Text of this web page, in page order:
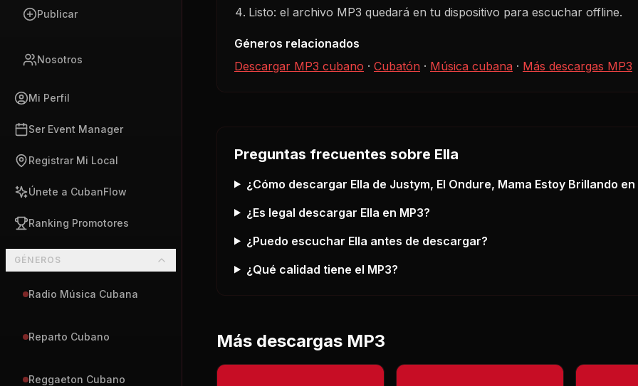
Publicar
Nosotros
Mi Perfil
Ser Event Manager
Registrar Mi Local
Únete a CubanFlow
Ranking Promotores
GÉNEROS
Radio Música Cubana
Reparto Cubano
Reggaeton Cubano
Listo: el archivo MP3 quedará en tu dispositivo para escuchar offline.
Géneros relacionados
Descargar MP3 cubano · Cubatón · Música cubana · Más descargas MP3
Preguntas frecuentes sobre Ella
¿Cómo descargar Ella de Justym, El Ondure, Mama Estoy Brillando en
¿Es legal descargar Ella en MP3?
¿Puedo escuchar Ella antes de descargar?
¿Qué calidad tiene el MP3?
Más descargas MP3